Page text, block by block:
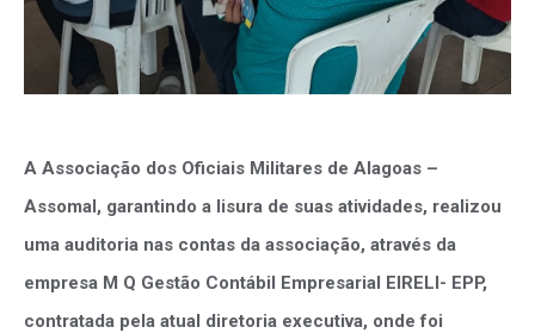
A Associação dos Oficiais Militares de Alagoas –
Assomal, garantindo a lisura de suas atividades, realizou
uma auditoria nas contas da associação, através da
empresa M Q Gestão Contábil Empresarial EIRELI- EPP,
contratada pela atual diretoria executiva, onde foi